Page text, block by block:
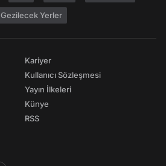
Gezilecek Yerler
Kariyer
Kullanıcı Sözleşmesi
Yayın İlkeleri
Künye
RSS